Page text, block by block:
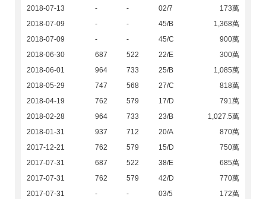
2018-07-13
- - 02/7
173萬
2018-07-09
- - 45/B
1,368萬
2018-07-09
- - 45/C
900萬
2018-06-30
687 522 22/E
300萬
2018-06-01
964 733 25/B
1,085萬
2018-05-29
747 568 27/C
818萬
2018-04-19
762 579 17/D
791萬
2018-02-28
964 733 23/B
1,027.5萬
2018-01-31
937 712 20/A
870萬
2017-12-21
762 579 15/D
750萬
2017-07-31
687 522 38/E
685萬
2017-07-31
762 579 42/D
770萬
2017-07-31
- - 03/5
172萬